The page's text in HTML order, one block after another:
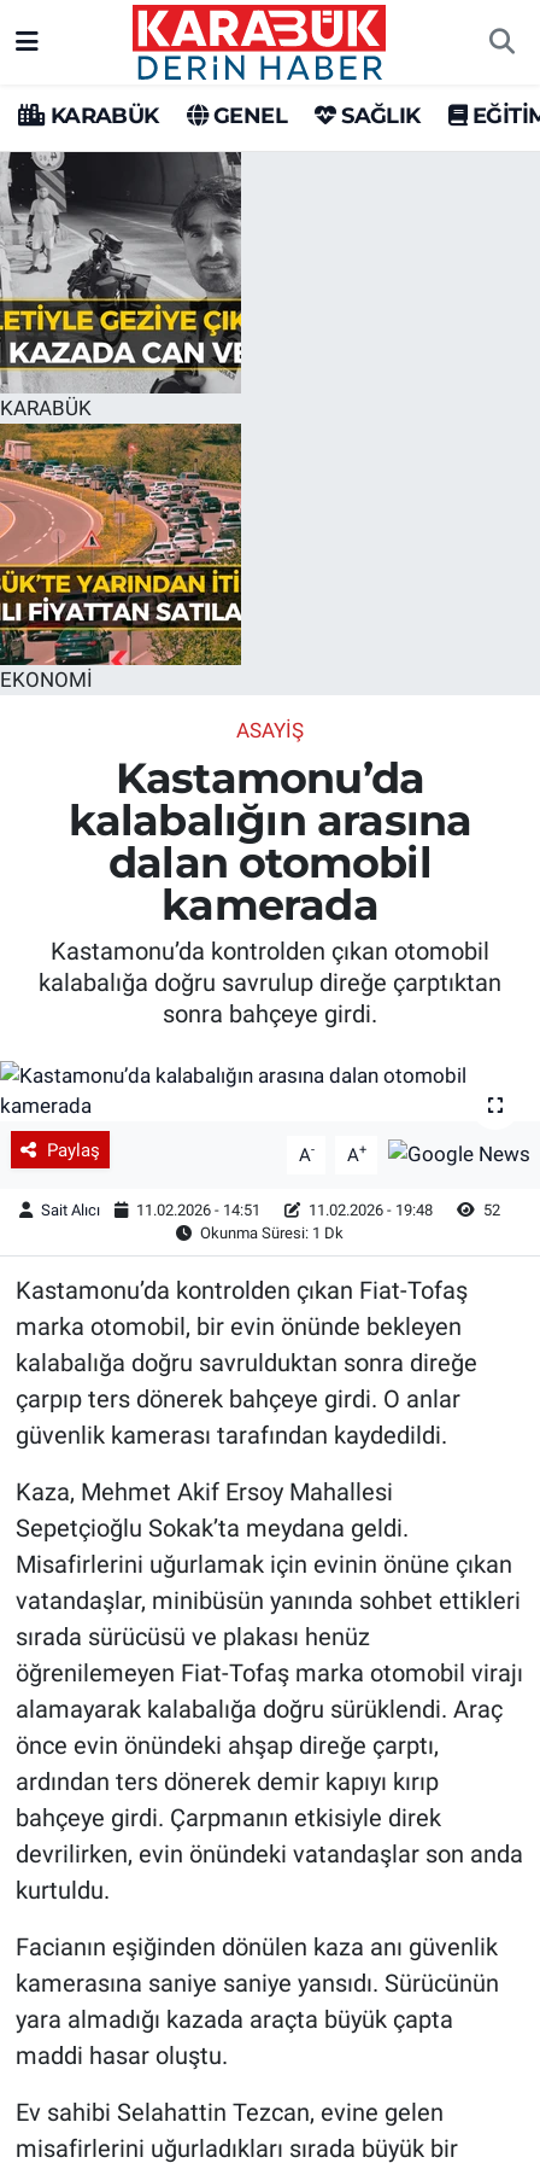
KARABÜK GENEL SAĞLIK
KARABÜK
EKONOMİ
ASAYIŞ
Kastamonu’da
kalabalığın arasına
dalan otomobil
kamerada
Kastamonu’da kontrolden çıkan otomobil
kalabalığa doğru savrulup direğe çarptıktan
sonra bahçeye girdi.
Paylaş A- A+
Sait Alıcı 11.02.2026 - 14:51 11.02.2026 - 19:48
52
Okunma Süresi: 1 Dk
Kastamonu’da kontrolden çıkan Fiat-Tofaş
marka otomobil, bir evin önünde bekleyen
kalabalığa doğru savrulduktan sonra direğe
çarpıp ters dönerek bahçeye girdi. O anlar
güvenlik kamerası tarafından kaydedildi.
Kaza, Mehmet Akif Ersoy Mahallesi
Sepetçioğlu Sokak’ta meydana geldi.
Misafirlerini uğurlamak için evinin önüne çıkan
vatandaşlar, minibüsün yanında sohbet ettikleri
sırada sürücüsü ve plakası henüz
öğrenilemeyen Fiat-Tofaş marka otomobil virajı
alamayarak kalabalığa doğru sürüklendi. Araç
önce evin önündeki ahşap direğe çarptı,
ardından ters dönerek demir kapıyı kırıp
bahçeye girdi. Çarpmanın etkisiyle direk
devrilirken, evin önündeki vatandaşlar son anda
kurtuldu.
Facianın eşiğinden dönülen kaza anı güvenlik
kamerasına saniye saniye yansıdı. Sürücünün
yara almadığı kazada araçta büyük çapta
maddi hasar oluştu.
Ev sahibi Selahattin Tezcan, evine gelen
misafirlerini uğurladıkları sırada büyük bir
Karabük Hava Durumu
Karabük Trafik Yoğunluk Haritası
Süper Lig Puan Durumu ve Fikstür
Tüm Manşetler
Son Dakika Haberleri
Haber Arşivi